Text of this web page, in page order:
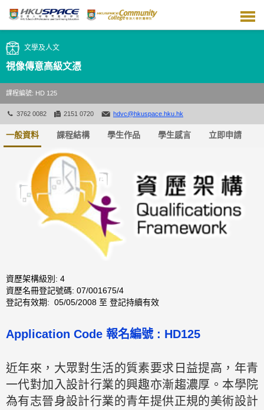
主
要
內
容
文學及人文
視像傳意高級文憑
課程編號: HD 125
3762 0082 2151 0720 hdvc@hkuspace.hku.hk
一般資料 課程結構 學生作品 學生感言 立即申請
資歷架構級別: 4
資歷名冊登記號碼: 07/001675/4
登記有效期: 05/05/2008 至 登記持續有效
Application Code 報名編號 : HD125
近年來，大眾對生活的質素要求日益提高，年青
一代對加入設計行業的興趣亦漸趨濃厚。本學院
為有志晉身設計行業的青年提供正規的美術設計